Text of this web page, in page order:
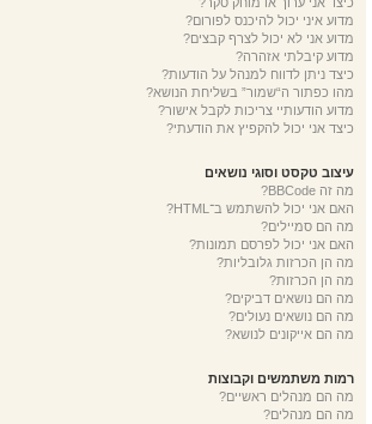
מדוע איני יכול להיכנס לפורום?
מדוע אני לא יכול לצרף קבצים?
מדוע קיבלתי אזהרה?
כיצד ניתן לדווח למנהל על הודעות?
מהו כפתור ה“שמור” בשליחת הנושא?
מדוע הודעותיי צריכות לקבל אישור?
כיצד אני יכול להקפיץ את הודעתי?
עיצוב טקסט וסוגי נושאים
מה זה BBCode?
האם אני יכול להשתמש ב־HTML?
מה הם סמיילים?
האם אני יכול לפרסם תמונות?
מה הן הכרזות גלובליות?
מה הן הכרזות?
מה הם נושאים דביקים?
מה הם נושאים נעולים?
מה הם אייקונים לנושא?
רמות משתמשים וקבוצות
מה הם מנהלים ראשיים?
מה הם מנהלים?